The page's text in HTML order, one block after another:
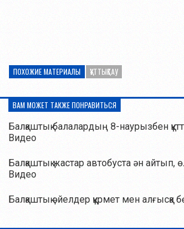
ПОХОЖИЕ МАТЕРИАЛЫ ҚҰТТЫҚТАУ
ВАМ МОЖЕТ ТАКЖЕ ПОНРАВИТЬСЯ
Балқаштық балалардың 8-наурызбен
Видео
Балқаштық жастар автобуста ән айтып,
Видео
Балқаштық әйелдер құрмет мен алғысқа